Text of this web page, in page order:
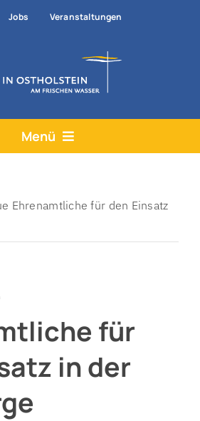
Jobs Veranstaltungen
Menü
Angebote
Ehrenamtliche für den Einsatz
für
in der